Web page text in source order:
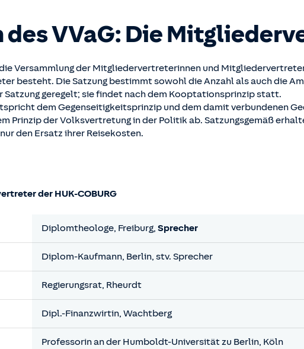
des VVaG: Die
Versammlung der Mitgliedervertreterinnen und
besteht. Die Satzung bestimmt sowohl die Anzahl als auch die
geregelt; sie findet nach dem Kooptationsprinzip statt.
dem Gegenseitigkeitsprinzip und dem damit verbundenen
Prinzip der Volksvertretung in der Politik ab. Satzungsgemäß
den Ersatz ihrer Reisekosten.
der HUK-COBURG
Diplomtheologe, Freiburg, Sprecher
Diplom-Kaufmann, Berlin, stv. Sprecher
Regierungsrat, Rheurdt
Dipl.-Finanzwirtin, Wachtberg
Professorin an der Humboldt-Universität zu Berlin, Köln